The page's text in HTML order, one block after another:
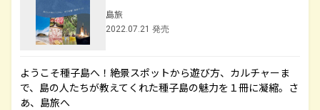
島旅
2022.07.21 発売
ようこそ種子島へ！絶景スポットから遊び方、カルチャーま
で、島の人たちが教えてくれた種子島の魅力を１冊に凝縮。さ
あ、島旅へ